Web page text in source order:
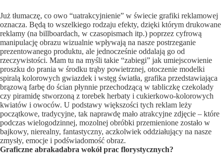
Już tłumaczę, co owo “uatrakcyjnienie” w świecie grafiki reklamowej
oznacza. Będą to wszelkiego rodzaju efekty, dzięki którym drukowane
reklamy (na billboardach, w czasopismach itp.) poprzez cyfrową
manipulację obrazu wizualnie wpływają na nasze postrzeganie
prezentowanego produktu, ale jednocześnie oddalają go od
rzeczywistości. Mam tu na myśli takie “zabiegi” jak umiejscowienie
proszku do prania w środku trąby powietrznej, otoczenie modelki
spiralą kolorowych gwiazdek i wstęg światła, grafika przedstawiająca
brązową farbę do ścian płynnie przechodzącą w tabliczkę czekolady
czy piramidę stworzoną z torebek herbaty i cukierkowo-kolorowych
kwiatów i owoców. U podstawy większości tych reklam leży
początkowe, tradycyjne, tak naprawdę mało atrakcyjne zdjęcie – które
podczas wielogodzinnej, mozolnej obróbki przemienione zostało w
bajkowy, nierealny, fantastyczny, aczkolwiek oddziałujący na nasze
zmysły, emocje i podświadomość obraz.
Graficzne abrakadabra wokół prac florystycznych?